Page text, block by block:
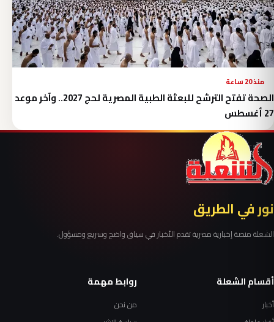
منذ 20 ساعة
الصحة تفتح الترشح للبعثة الطبية المصرية لحج 2027.. وآخر موعد
27 أغسطس
نور في الطريق
الشعلة منصة إخبارية مصرية تقدم الأخبار في سياق واضح وسريع ومسؤول.
أقسام الشعلة
أخبار
روابط مهمة
من نحن